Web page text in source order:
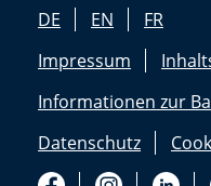
DE EN
FR
Impressum
Informationen zur
Datenschutz